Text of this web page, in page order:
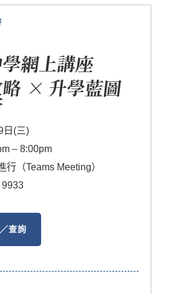
網上講座
略 × 升學藍圖
日(三)
– 8:00pm
行（Teams Meeting）
9933
查詢